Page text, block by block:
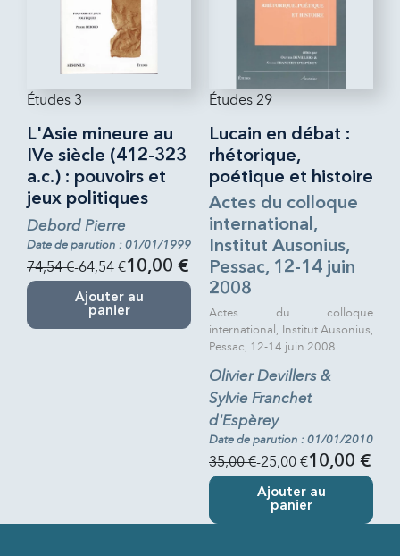
Études 3
L'Asie mineure au
IVe siècle (412-323
a.c.) : pouvoirs et
jeux politiques
Debord Pierre
Date de parution : 01/01/1999
74,54 €-64,54 €10,00 €
Ajouter au
panier
Études 29
Lucain en débat :
rhétorique,
poétique et histoire
Actes du colloque
international,
Institut Ausonius,
Pessac, 12-14 juin
2008
Actes du colloque
international, Institut Ausonius,
Pessac, 12-14 juin 2008.
Olivier Devillers &
Sylvie Franchet
d'Espèrey
Date de parution : 01/01/2010
35,00 €-25,00 €10,00 €
Ajouter au
panier